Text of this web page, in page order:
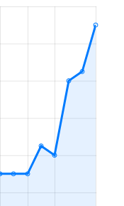
森林公園(北海道)